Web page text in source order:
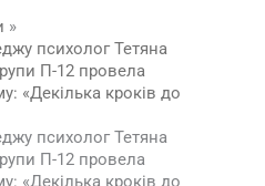
психолог Тетяна
П-12 провела
«Декілька кроків до
психолог Тетяна
П-12 провела
«Декілька кроків до